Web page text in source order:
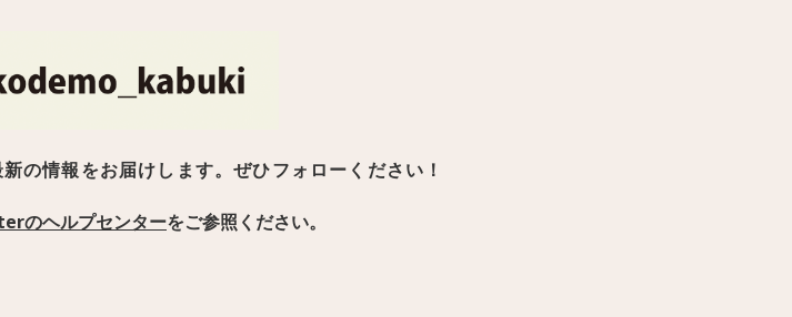
の情報をお届けします。ぜひフォローください！
のヘルプセンターをご参照ください。